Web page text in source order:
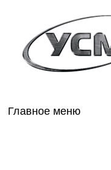
Главное меню